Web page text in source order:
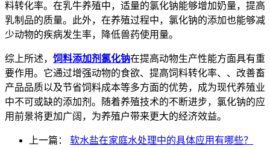
料转化率。在乳牛养殖中，适量的氯化钠能够增加奶量，提高
乳制品的质量。此外，在养殖过程中，氯化钠的添加也能够减
少动物的疾病发生率，降低兽药使用量。
综上所述， 饲料添加剂氯化钠在提高动物生产性能方面具有重
要作用。它通过增强动物的食欲、提高饲料转化率、、改善畜
产品品质以及节省饲料成本等多方面的优势，成为现代养殖业
中不可或缺的添加剂。随着养殖技术的不断进步，氯化钠的应
用前景将更加广阔，为养殖户带来更大的经济效益。
上一篇： 软水盐在家庭水处理中的具体应用有哪些？